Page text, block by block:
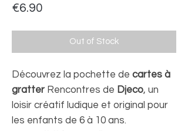
€6.90
Out of Stock
Découvrez la pochette de cartes à
gratter Rencontres de Djeco, un
loisir créatif ludique et original pour
les enfants de 6 à 10 ans.